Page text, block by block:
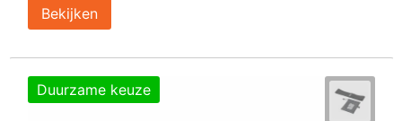
Bekijken
Duurzame keuze